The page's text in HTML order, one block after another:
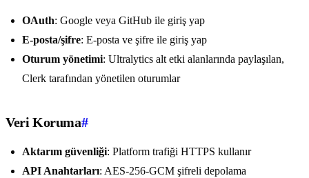
OAuth: Google veya GitHub ile giriş yap
E-posta/şifre: E-posta ve şifre ile giriş yap
Oturum yönetimi: Ultralytics alt etki alanlarında paylaşılan,
Clerk tarafından yönetilen oturumlar
Veri Koruma#
Aktarım güvenliği: Platform trafiği HTTPS kullanır
API Anahtarları: AES-256-GCM şifreli depolama